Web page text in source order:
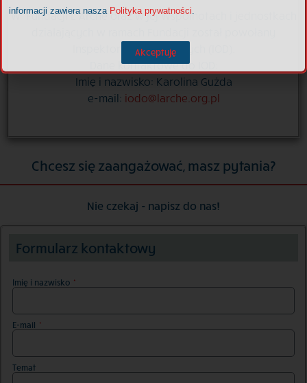
W Fundacji L’Arche oraz w jej Wspólnotach i jednostkach
Inspektor Ochrony Danych (IOD).
Dane kontaktowe do IOD:
Imię i nazwisko: Karolina Gużda
e-mail: iodo@larche.org.pl
Chcesz się zaangażować, masz pytania?
Nie czekaj - napisz do nas!
Formularz kontaktowy
Imię i nazwisko
E-mail
Temat
informacji zawiera nasza Polityka prywatności
Akceptuję